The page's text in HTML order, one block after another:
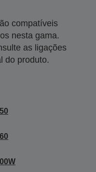
compatíveis
nesta gama.
as ligações
do produto.